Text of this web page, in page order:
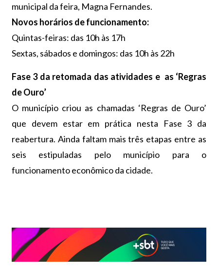
municipal da feira, Magna Fernandes.
Novos horários de funcionamento:
Quintas-feiras: das 10h às 17h
Sextas, sábados e domingos: das 10h às 22h
Fase 3 da retomada das atividades e as ‘Regras
de Ouro’
O município criou as chamadas ‘Regras de Ouro’
que devem estar em prática nesta Fase 3 da
reabertura. Ainda faltam mais três etapas entre as
seis estipuladas pelo município para o
funcionamento econômico da cidade.